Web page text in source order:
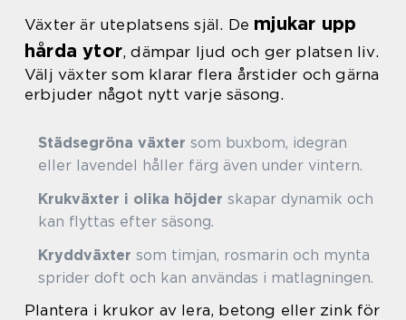
Växter är uteplatsens själ. De mjukar upp
hårda ytor, dämpar ljud och ger platsen liv.
Välj växter som klarar flera årstider och gärna
erbjuder något nytt varje säsong.
Städsegröna växter som buxbom, idegran
eller lavendel håller färg även under vintern.
Krukväxter i olika höjder skapar dynamik och
kan flyttas efter säsong.
Kryddväxter som timjan, rosmarin och mynta
sprider doft och kan användas i matlagningen.
Plantera i krukor av lera, betong eller zink för